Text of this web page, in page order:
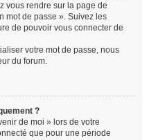
vous rendre sur la page de
mot de passe ». Suivez les
de pouvoir vous connecter de
votre mot de passe, nous
du forum.
?
de moi » lors de votre
que pour une période